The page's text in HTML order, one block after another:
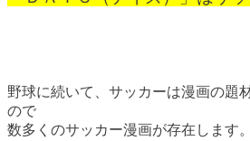
野球に続いて、サッカーは漫画の題
ので
数多くのサッカー漫画が存在します。